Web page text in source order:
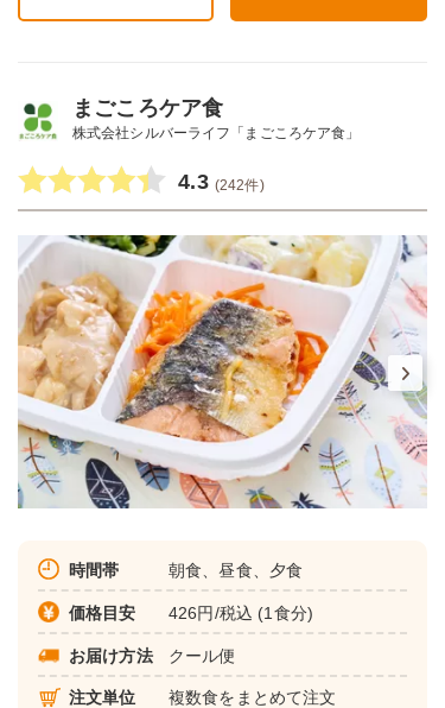
まごころケア食
株式会社シルバーライフ「まごころケア食」
4.3 (242件)
時間帯 朝食、昼食、夕食
価格目安 426円/税込 (1食分)
お届け方法 クール便
注文単位 複数食をまとめて注文